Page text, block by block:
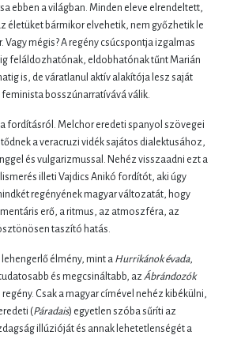
ebben a világban. Minden eleve elrendeltett,
életüket bármikor elvehetik, nem győzhetik le
Vagy mégis? A regény csúcspontja izgalmas
feláldozhatónak, eldobhatónak tűnt Marián
is, de váratlanul aktív alakítója lesz saját
bosszúnarratívává válik.
fordításról. Melchor eredeti spanyol szövegei
a veracruzi vidék sajátos dialektusához,
és vulgarizmussal. Nehéz visszaadni ezt a
illeti Vajdics Anikó fordítót, aki úgy
regényének magyar változatát, hogy
erő, a ritmus, az atmoszféra, az
taszító hatás.
élmény, mint a Hurrikánok évada,
és megcsináltabb, az Ábrándozók
Csak a magyar címével nehéz kibékülni,
(Páradais) egyetlen szóba sűríti az
illúzióját és annak lehetetlenségét a